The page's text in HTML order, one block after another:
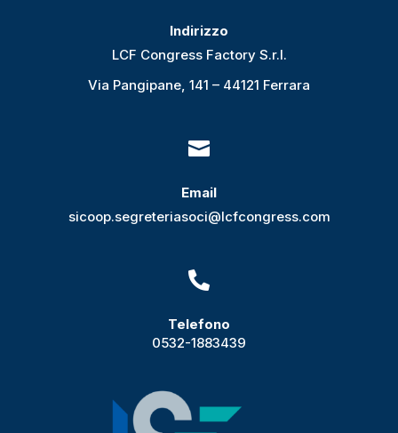
Indirizzo
LCF Congress Factory S.r.l.
Via Pangipane, 141 – 44121 Ferrara

Email
sicoop.segreteriasoci@lcfcongress.com

Telefono
0532-1883439